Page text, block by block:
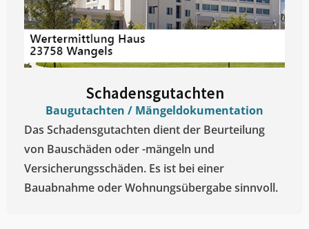
Schadensgutachten
Baugutachten / Mängeldokumentation
Das Schadensgutachten dient der Beurteilung
von Bauschäden oder -mängeln und
Versicherungsschäden. Es ist bei einer
Bauabnahme oder Wohnungsübergabe sinnvoll.